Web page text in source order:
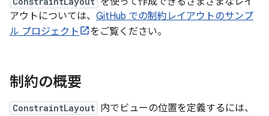
アウトについては、 GitHub での制約レイアウトのサンプ
ル プロジェクト
をご覧ください。
制約の概要
ConstraintLayout 内でビューの位置を定義するには、